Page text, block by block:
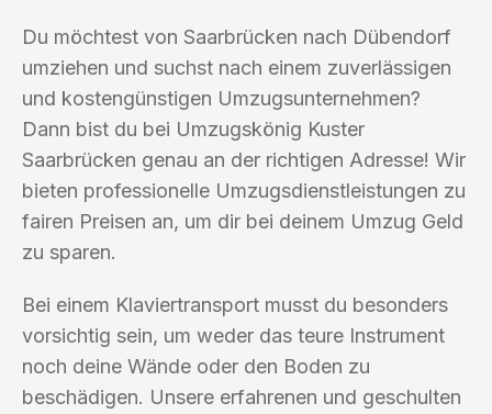
Du möchtest von Saarbrücken nach Dübendorf
umziehen und suchst nach einem zuverlässigen
und kostengünstigen Umzugsunternehmen?
Dann bist du bei Umzugskönig Kuster
Saarbrücken genau an der richtigen Adresse! Wir
bieten professionelle Umzugsdienstleistungen zu
fairen Preisen an, um dir bei deinem Umzug Geld
zu sparen.
Bei einem Klaviertransport musst du besonders
vorsichtig sein, um weder das teure Instrument
noch deine Wände oder den Boden zu
beschädigen. Unsere erfahrenen und geschulten